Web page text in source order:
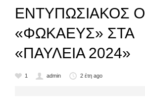
ΕΝΤΥΠΩΣΙΑΚΟΣ Ο
«ΦΩΚΑΕΥΣ» ΣΤΑ
«ΠΑΥΛΕΙΑ 2024»
1 admin 2 έτη ago